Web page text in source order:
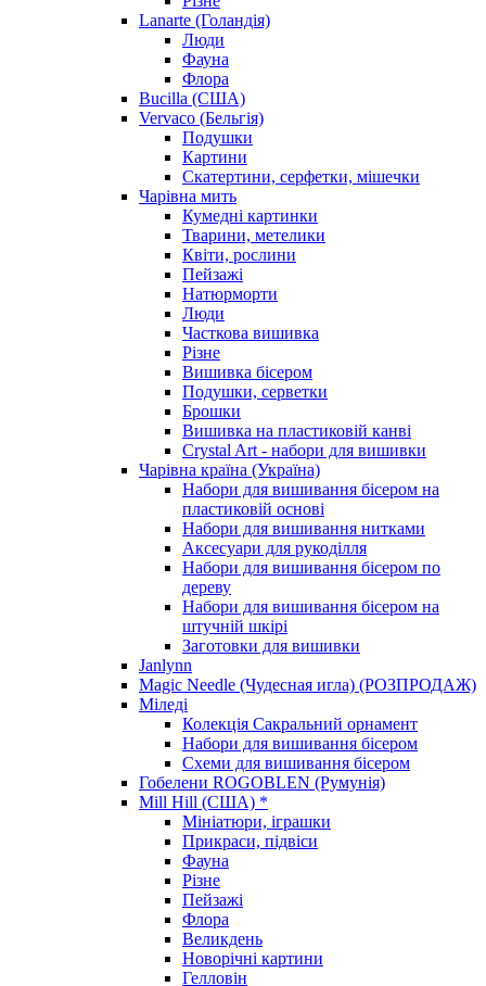
Lanarte (Голандія)
Люди
Фауна
Флора
Bucilla (США)
Vervaco (Бельгія)
Подушки
Картини
Скатертини, серфетки, мішечки
Чарiвна мить
Кумедні картинки
Тварини, метелики
Квіти, рослини
Пейзажі
Натюрморти
Люди
Часткова вишивка
Різне
Вишивка бісером
Подушки, серветки
Брошки
Вишивка на пластиковій канві
Crystal Art - набори для вишивки
Чарівна країна (Україна)
Набори для вишивання бісером на
пластиковій основі
Набори для вишивання нитками
Аксесуари для рукоділля
Набори для вишивання бісером по
дереву
Набори для вишивання бісером на
штучній шкірі
Заготовки для вишивки
Janlynn
Magic Needle (Чудесная игла) (РОЗПРОДАЖ)
Міледі
Колекція Сакральний орнамент
Набори для вишивання бісером
Схеми для вишивання бісером
Гобелени ROGOBLEN (Румунія)
Mill Hill (США) *
Мініатюри, іграшки
Прикраси, підвіси
Фауна
Різне
Пейзажі
Флора
Великдень
Новорічні картини
Гелловін